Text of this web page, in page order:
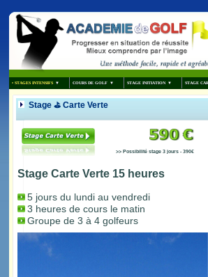
Stage ⛳ Carte Verte